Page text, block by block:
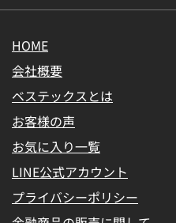
HOME
会社概要
ベステックスとは
お客様の声
お気に入り一覧
LINE公式アカウント
プライバシーポリシー